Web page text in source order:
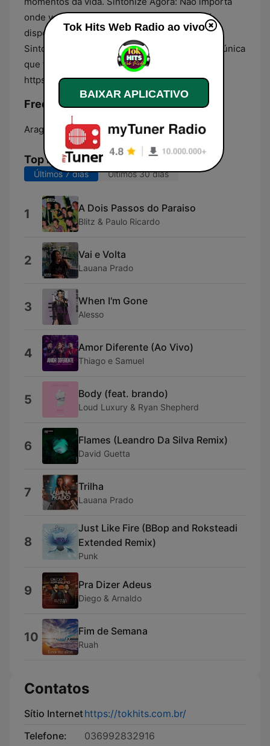
onde você esteja, a Tok Hits Web Rádio está
disponível para ser sua trilha sonora diária.
Sintonize agora para uma experiência musical única
que transcende fronteiras e gerações.
https://tokhits.com.br/
Frequências Tok Hits Web Radio:
Araguaína: Online
Top Músicas
Últimos 7 dias Últimos 30 dias
1 A Dois Passos do Paraiso
Blitz & Paulo Ricardo
2 Vai e Volta
Lauana Prado
3 When I'm Gone
Alesso
4 Amor Diferente (Ao Vivo)
Thiago e Samuel
5 Body (feat. brando)
Loud Luxury & Ryan Shepherd
6 Flames (Leandro Da Silva Remix)
David Guetta
7 Trilha
Lauana Prado
8
Just Like Fire (BBop and Roksteadi
Extended Remix)
Punk
9 Pra Dizer Adeus
Diego & Arnaldo
10 Fim de Semana
Ruah
Contatos
Sítio Internethttps://tokhits.com.br/
Telefone:
036992832916
Tok Hits Web Radio ao vivo
BAIXAR APLICATIVO